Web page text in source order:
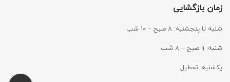
زمان بازگشایی
شنبه تا پنجشنبه: ۸ صبح – ۱۰ شب
شنبه: ۹ صبح – ۸ شب
یکشنبه: تعطیل